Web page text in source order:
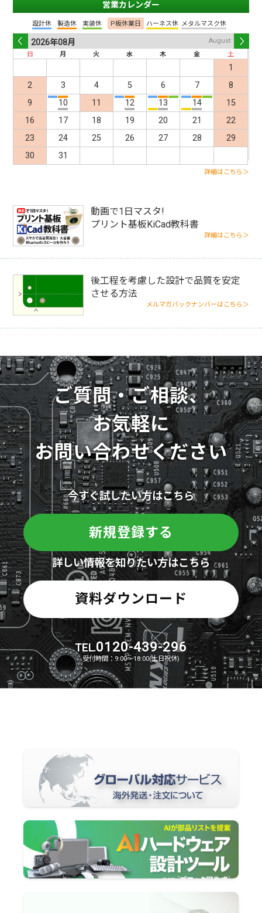
営業カレンダー
設計休 製造休 実装休 P板休業日 ハーネス休 メタルマスク休
2026年08月
August
日
月 火 水 木 金 土
1
2
3 4 5 6 7
8
9
10 11 12 13 14
15
16
17 18 19 20 21
22
23
24 25 26 27 28
29
30
31
t
詳細はこちら＞
動画で1日マスタ!
プリント基板KiCad教科書
詳細はこちら＞
後工程を考慮した設計で品質を安定
させる方法
メルマガバックナンバーはこちら＞
ご質問・ご相談、
お気軽に
お問い合わせください
今すぐ試したい方はこちら
新規登録する
詳しい情報を知りたい方はこちら
資料ダウンロード
TEL.0120-439-296
受付時間：9:00～18:00(土日祝休)